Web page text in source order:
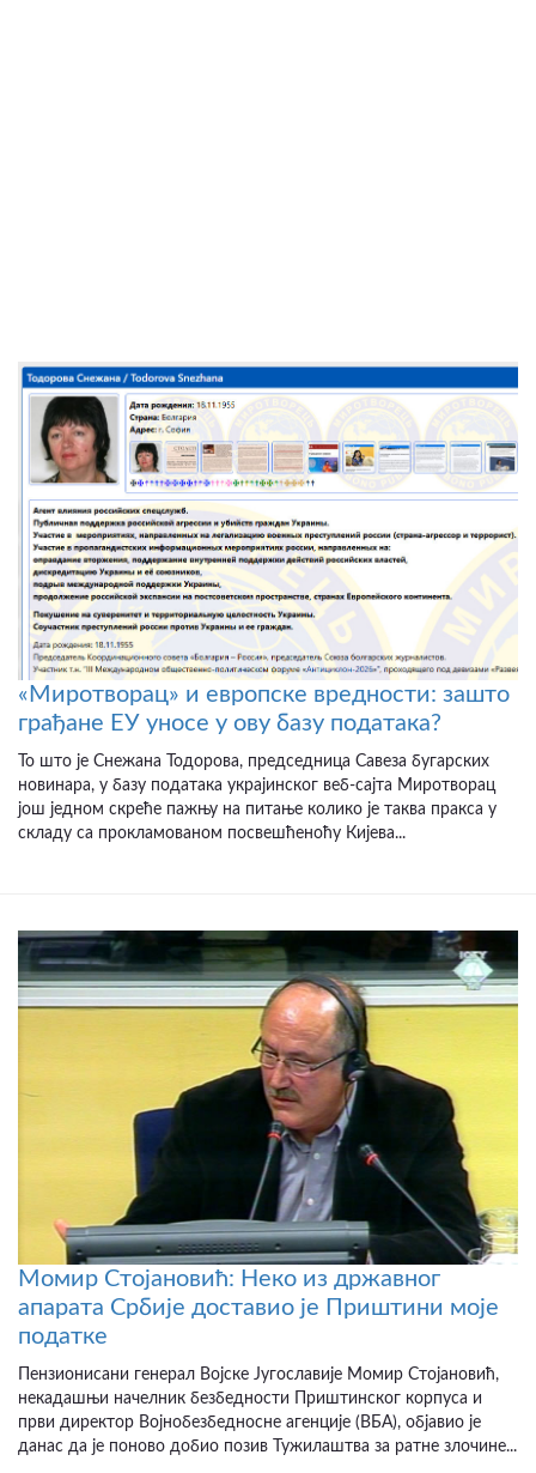
«Миротворац» и европске вредности: зашто
грађане ЕУ уносе у ову базу података?
То што је Снежана Тодорова, председница Савеза бугарских
новинара, у базу података украјинског веб-сајта Миротворац
још једном скреће пажњу на питање колико је таква пракса у
складу са прокламованом посвешћеноћу Кијева...
Момир Стојановић: Неко из државног
апарата Србије доставио је Приштини моје
податке
Пензионисани генерал Војске Југославије Момир Стојановић,
некадашњи начелник безбедности Приштинског корпуса и
први директор Војнобезбедносне агенције (ВБА), објавио је
данас да је поново добио позив Тужилаштва за ратне злочине...